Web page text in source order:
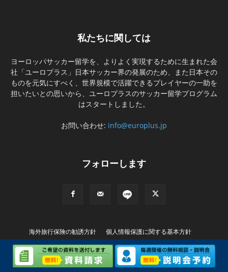
私たちに関しては
ヨーロッパサッカー留学を、よりよく実現するために生まれた会
社「ユーロプラス」日本サッカー界の発展のため、また日本その
ものを元気にすべく、世界規模で活躍できるプレイヤーの一助を
担いたいとの思いから、ユーロプラスのサッカー留学プログラム
はスタートしました。
お問い合わせ: info@europlus.jp
フォローします
海外旅行保険の勧誘方針
個人情報保護に関する基本方針
特別商取引に基づく表記
© Copyright (C) EUROPLUS INTERNATIONAL Ltd. All rights Reserved..